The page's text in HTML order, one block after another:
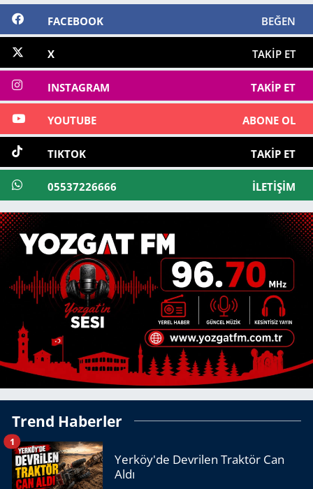
FACEBOOK BEĞEN
X TAKIP ET
INSTAGRAM TAKIP ET
YOUTUBE ABONE OL
TIKTOK TAKIP ET
05537226666 İLETIŞIM
Trend Haberler
Yerköy'de Devrilen Traktör Can
Aldı
1